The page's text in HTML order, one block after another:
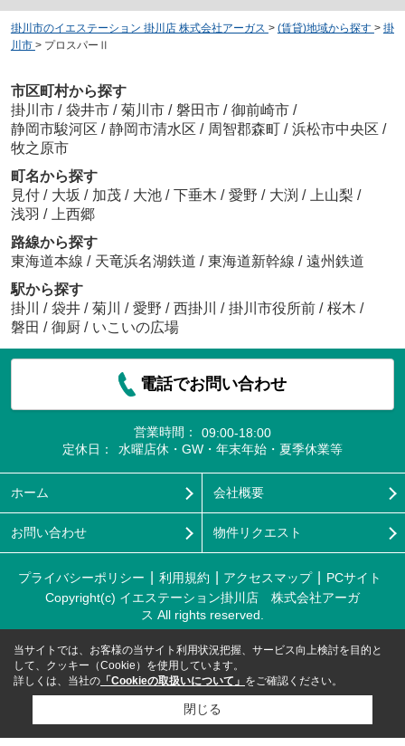
掛川市のイエステーション 掛川店 株式会社アーガス > (賃貸)地域から探す > 掛
川市 > プロスパーⅡ
市区町村から探す
掛川市 / 袋井市 / 菊川市 / 磐田市 / 御前崎市 /
静岡市駿河区 / 静岡市清水区 / 周智郡森町 / 浜松市中央区 /
牧之原市
町名から探す
見付 / 大坂 / 加茂 / 大池 / 下垂木 / 愛野 / 大渕 / 上山梨 /
浅羽 /
上西郷
路線から探す
東海道本線 / 天竜浜名湖鉄道 / 東海道新幹線 / 遠州鉄道
駅から探す
掛川
/ 袋井 / 菊川 / 愛野 / 西掛川 / 掛川市役所前 / 桜木 /
磐田 / 御厨 / いこいの広場
電話でお問い合わせ
営業時間：
09:00-18:00
定休日：
水曜店休・GW・年末年始・夏季休業等
ホーム 会社概要
お問い合わせ 物件リクエスト
プライバシーポリシー 利用規約 アクセスマップ
PCサイト
Copyright(c) イエステーション掛川店 株式会社アーガ
ス All rights reserved.
当サイトでは、お客様の当サイト利用状況把握、サービス向上検討を目的と
して、クッキー（Cookie）を使用しています。
詳しくは、当社の 「Cookieの取扱いについて」 をご確認ください。
閉じる